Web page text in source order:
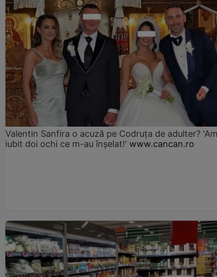
Valentin Sanfira o acuză pe Codruța de adulter?
iubit doi ochi ce m-au înșelat!' www.cancan.ro